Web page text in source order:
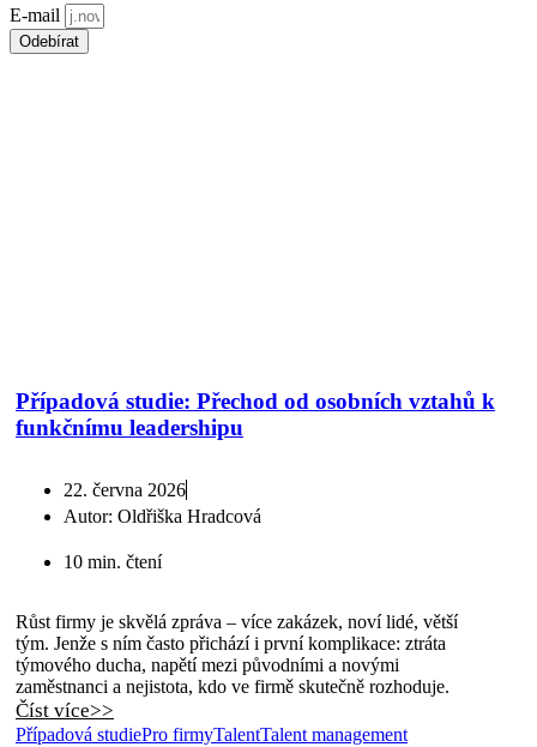
E-mail
Odebírat
Případová studie: Přechod od osobních vztahů k
funkčnímu leadershipu
22. června 2026
Autor: Oldřiška Hradcová
10 min. čtení
Růst firmy je skvělá zpráva – více zakázek, noví lidé, větší
tým. Jenže s ním často přichází i první komplikace: ztráta
týmového ducha, napětí mezi původními a novými
zaměstnanci a nejistota, kdo ve firmě skutečně rozhoduje.
Číst více>>
Případová studiePro firmyTalentTalent management